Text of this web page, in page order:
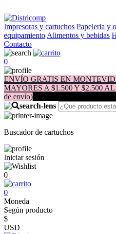
Impresoras y cartuchos Papeleria y
equipamiento Alimentos y bebidas
Contacto
0
ENVÍO GRATIS EN
MAYORES A $1.500 Y $2.500
de envío)
Buscador de cartuchos
Iniciar sesión
0
0
Moneda
Según producto
$
USD